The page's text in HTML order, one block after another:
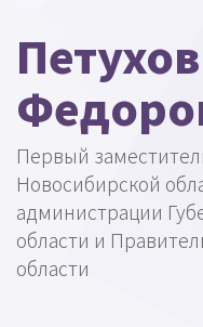
Первый
Новосибирской
администрации
области и
области